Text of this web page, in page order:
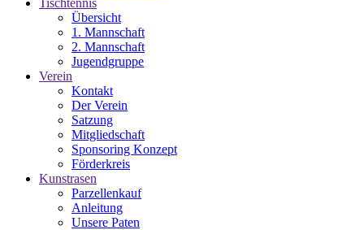
Tischtennis
Übersicht
1. Mannschaft
2. Mannschaft
Jugendgruppe
Verein
Kontakt
Der Verein
Satzung
Mitgliedschaft
Sponsoring Konzept
Förderkreis
Kunstrasen
Parzellenkauf
Anleitung
Unsere Paten